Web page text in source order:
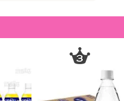
きません。宅配業者からの
す。また商品によって発送
届けする商品は、ご利用いた